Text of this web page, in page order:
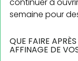
semaine pour
QUE FAIRE
AFFINAGE DE